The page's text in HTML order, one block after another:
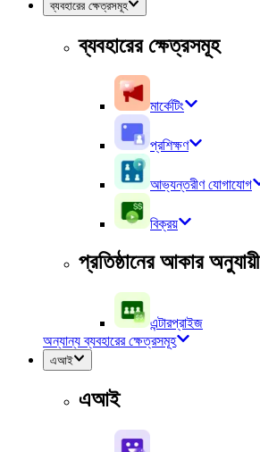
ব্যবহারের ক্ষেত্রসমূহ
ব্যবহারের ক্ষেত্রসমূহ
মার্কেটিং
প্রশিক্ষণ
আভ্যন্তরীণ যোগাযোগ
বিক্রয়
প্রতিষ্ঠানের আকার অনুযায়ী
এন্টারপ্রাইজ
অন্যান্য ব্যবহারের ক্ষেত্রসমূহ
এআই
এআই